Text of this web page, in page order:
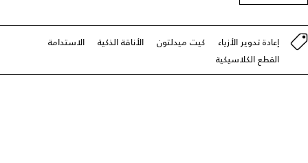
إعادة تدوير الأزياء كيت ميدلتون الأناقة الذكية
الاستدامة
القطع الكلاسيكية